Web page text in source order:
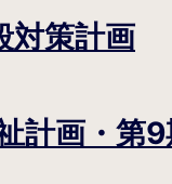
対策計画
計画・第